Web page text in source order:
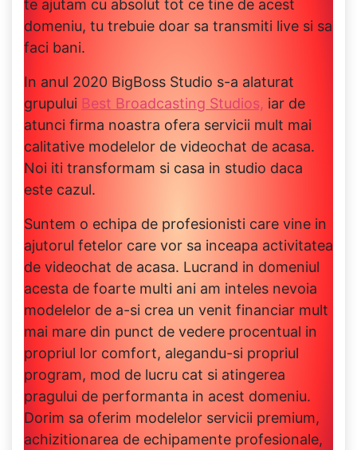
te ajutam cu absolut tot ce tine de acest
domeniu, tu trebuie doar sa transmiti live si sa
faci bani.
In anul 2020 BigBoss Studio s-a alaturat
grupului Best Broadcasting Studios, iar de
atunci firma noastra ofera servicii mult mai
calitative modelelor de videochat de acasa.
Noi iti transformam si casa in studio daca
este cazul.
Suntem o echipa de profesionisti care vine in
ajutorul fetelor care vor sa inceapa activitatea
de videochat de acasa. Lucrand in domeniul
acesta de foarte multi ani am inteles nevoia
modelelor de a-si crea un venit financiar mult
mai mare din punct de vedere procentual in
propriul lor comfort, alegandu-si propriul
program, mod de lucru cat si atingerea
pragului de performanta in acest domeniu.
Dorim sa oferim modelelor servicii premium,
achizitionarea de echipamente profesionale,